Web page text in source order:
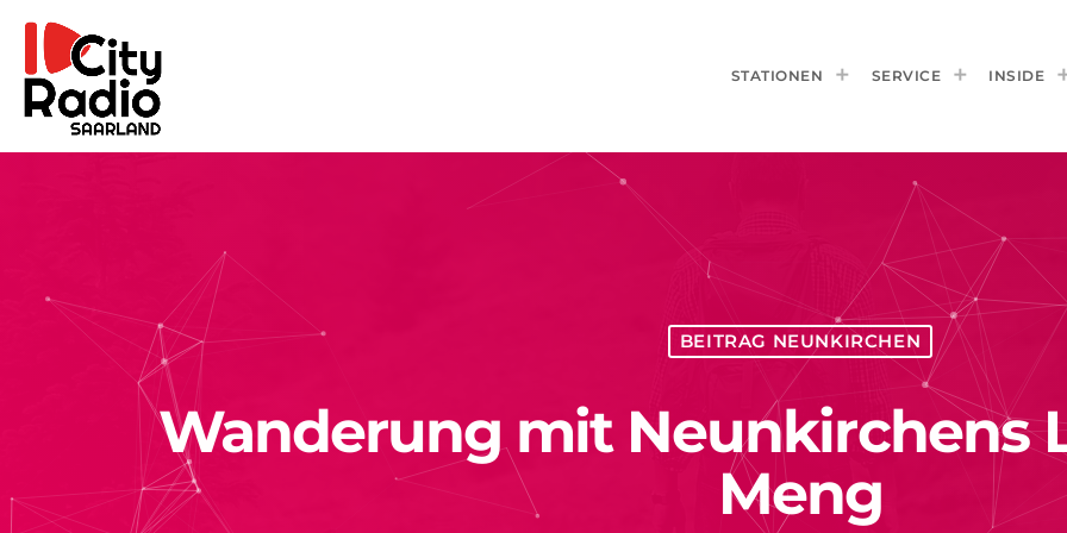
STATIONEN SERVICE INSIDE
BEITRAG NEUNKIRCHEN
Wanderung mit Neunkirchens
Meng